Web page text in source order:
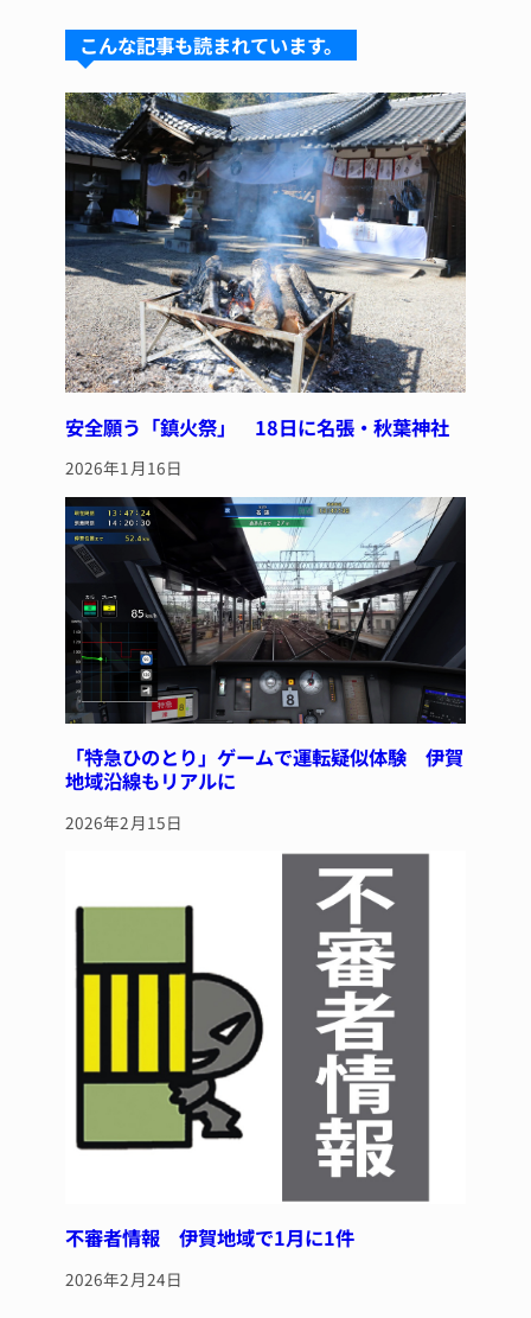
s
k
y
a
d
s
e
b
o
o
k
re
st
こんな記事も読まれています。
安全願う「鎮火祭」 18日に名張・秋葉神社
2026年1月16日
「特急ひのとり」ゲームで運転疑似体験 伊賀
地域沿線もリアルに
2026年2月15日
不審者情報 伊賀地域で1月に1件
2026年2月24日